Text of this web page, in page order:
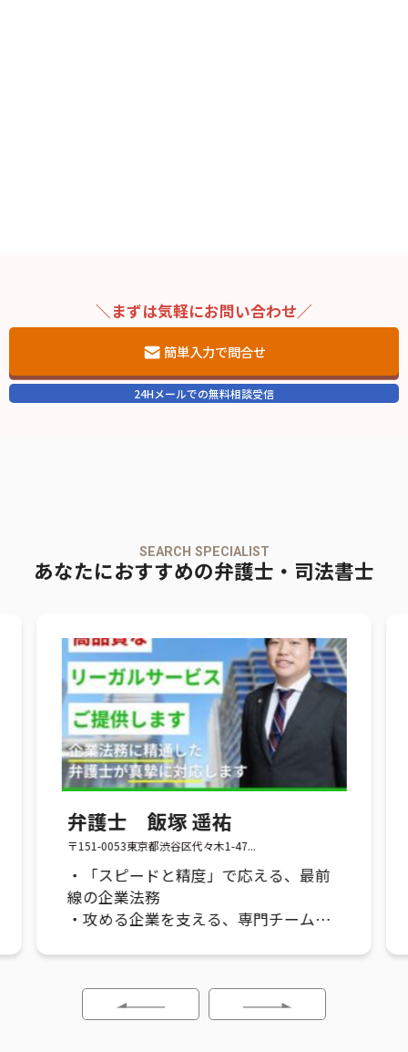
＼まずは気軽にお問い合わせ／
簡単入力で問合せ
24Hメールでの無料相談受信
SEARCH SPECIALIST
あなたにおすすめの弁護士・司法書士
で、幅広
弁護士 田村優介
〒171-0021 東京都豊島区西池袋1-1...
・労務問題専門、企業の実情を踏
た解決
・社長のコーチ弁護士
・池袋駅から徒歩1分